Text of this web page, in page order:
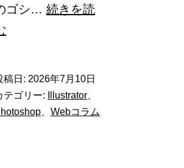
ゴシ… 続きを読
ト
選
稿日: 2026年7月10日
テゴリー:
Illustrator
Webコラム